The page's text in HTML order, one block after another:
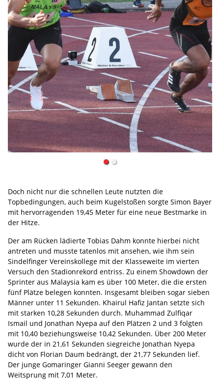
Doch nicht nur die schnellen Leute nutzten die
Topbedingungen, auch beim Kugelstoßen sorgte Simon Bayer
mit hervorragenden 19,45 Meter für eine neue Bestmarke in
der Hitze.
Der am Rücken lädierte Tobias Dahm konnte hierbei nicht
antreten und musste tatenlos mit ansehen, wie ihm sein
Sindelfinger Vereinskollege mit der Klasseweite im vierten
Versuch den Stadionrekord entriss. Zu einem Showdown der
Sprinter aus Malaysia kam es über 100 Meter, die die ersten
fünf Plätze belegen konnten. Insgesamt bleiben sogar sieben
Männer unter 11 Sekunden. Khairul Hafiz Jantan setzte sich
mit starken 10,28 Sekunden durch. Muhammad Zulfiqar
Ismail und Jonathan Nyepa auf den Plätzen 2 und 3 folgten
mit 10,40 beziehungsweise 10,42 Sekunden. Über 200 Meter
wurde der in 21,61 Sekunden siegreiche Jonathan Nyepa
dicht von Florian Daum bedrängt, der 21,77 Sekunden lief.
Der junge Gomaringer Gianni Seeger gewann den
Weitsprung mit 7,01 Meter.